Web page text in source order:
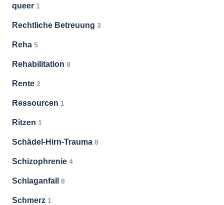
queer 1
Rechtliche Betreuung 3
Reha 5
Rehabilitation 8
Rente 2
Ressourcen 1
Ritzen 1
Schädel-Hirn-Trauma 8
Schizophrenie 4
Schlaganfall 8
Schmerz 1